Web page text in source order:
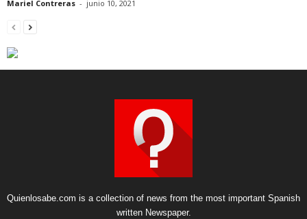
Mariel Contreras - junio 10, 2021
Quienlosabe.com is a collection of news from the most important Spanish
written Newspaper.